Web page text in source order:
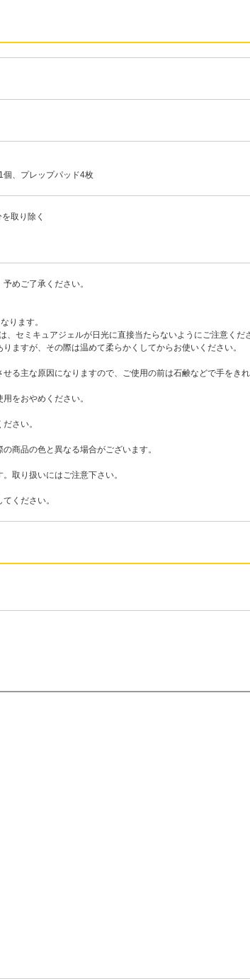
個、プレップパッド4枚
取り除く
めご了承ください。
ります。
セミキュアジェルが日光に直接当たらないようにご注意くだ
ますが、その際は温めて柔らかくしてからお使いください。
る主な原因になりますので、ご使用の前は石鹸などで手をき
をおやめください。
さい。
商品の色と異なる場合がございます。
取り扱いにはご注意下さい。
ください。